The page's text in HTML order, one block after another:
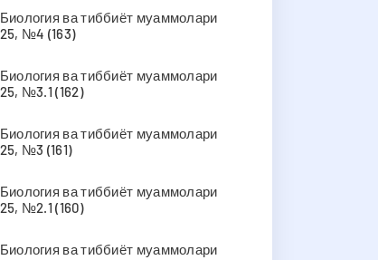
Биология ва тиббиёт муаммолари
№4 (163)
Биология ва тиббиёт муаммолари
№3.1 (162)
Биология ва тиббиёт муаммолари
№3 (161)
Биология ва тиббиёт муаммолари
№2.1 (160)
Биология ва тиббиёт муаммолари